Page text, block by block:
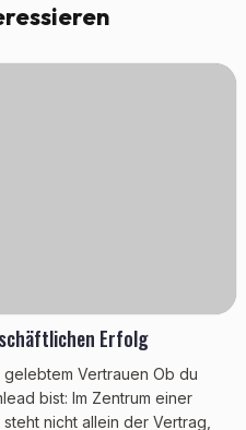
Erfolg
Vertrauen Ob du
bist: Im Zentrum einer
nicht allein der Vertrag,